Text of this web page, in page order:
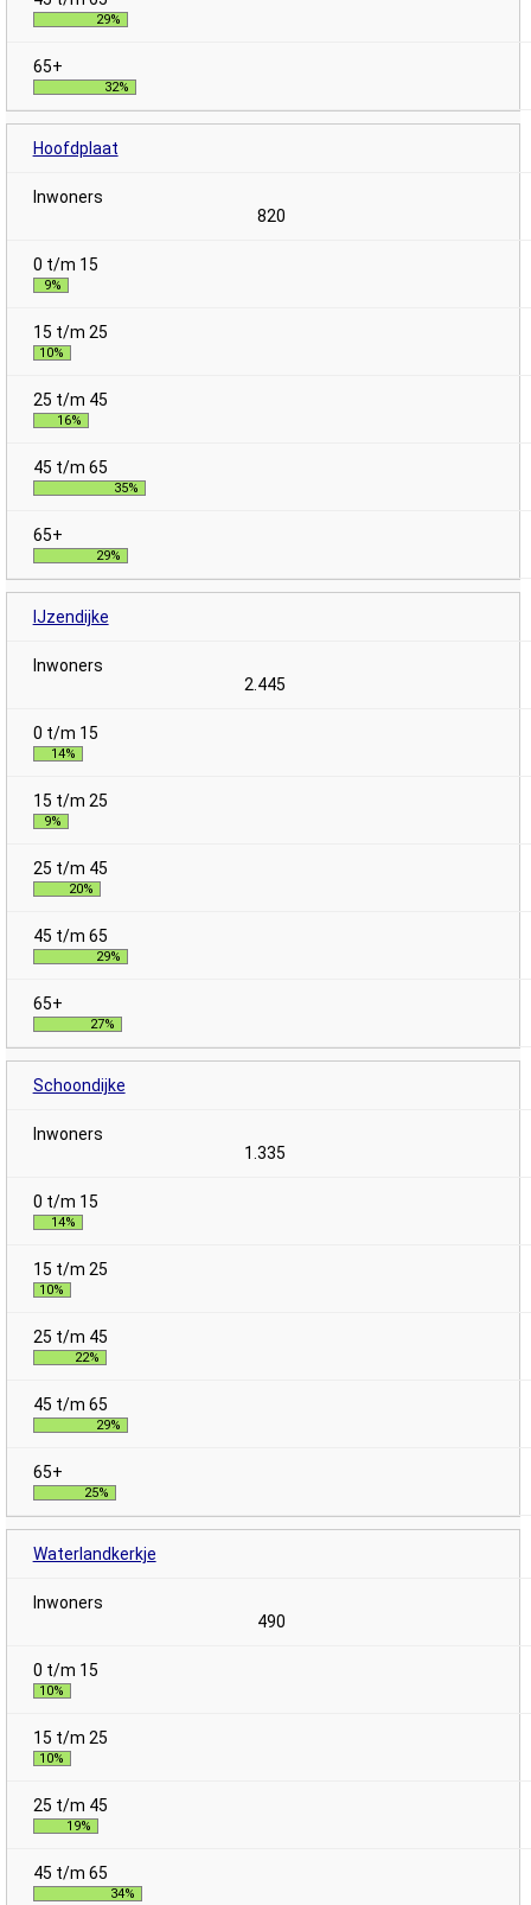
29%
32%
Hoofdplaat
820
9%
10%
16%
35%
29%
IJzendijke
2.445
14%
9%
20%
29%
27%
Schoondijke
1.335
14%
10%
22%
29%
25%
Waterlandkerkje
490
10%
10%
19%
34%